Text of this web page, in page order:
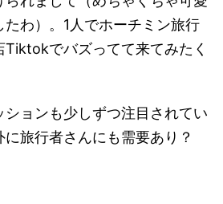
わ）。1人でホーチミン旅行
Tiktokでバズってて来てみたく
ョンも少しずつ注目されてい
旅行者さんにも需要あり？